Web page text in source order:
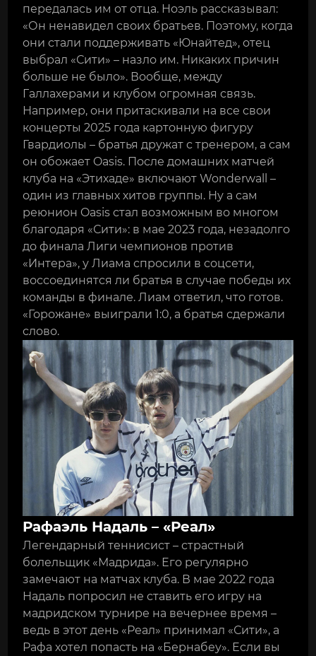
передалась им от отца. Ноэль рассказывал:
«Он ненавидел своих братьев. Поэтому, когда
они стали поддерживать «Юнайтед», отец
выбрал «Сити» – назло им. Никаких причин
больше не было». Вообще, между
Галлахерами и клубом огромная связь.
Например, они притаскивали на все свои
концерты 2025 года картонную фигуру
Гвардиолы – братья дружат с тренером, а сам
он обожает Oasis. После домашних матчей
клуба на «Этихаде» включают Wonderwall –
один из главных хитов группы. Ну а сам
реюнион Oasis стал возможным во многом
благодаря «Сити»: в мае 2023 года, незадолго
до финала Лиги чемпионов против
«Интера», у Лиама спросили в соцсети,
воссоединятся ли братья в случае победы их
команды в финале. Лиам ответил, что готов.
«Горожане» выиграли 1:0, а братья сдержали
слово.
Рафаэль Надаль – «Реал»
Легендарный теннисист – страстный
болельщик «Мадрида». Его регулярно
замечают на матчах клуба. В мае 2022 года
Надаль попросил не ставить его игру на
мадридском турнире на вечернее время –
ведь в этот день «Реал» принимал «Сити», а
Рафа хотел попасть на «Бернабеу». Если вы